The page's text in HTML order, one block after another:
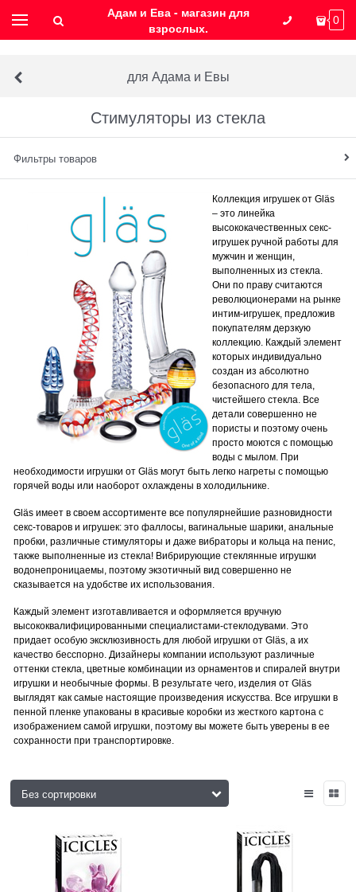
Адам и Ева - магазин для
взрослых.
0
для Адама и Евы
Стимуляторы из стекла
Фильтры товаров
Коллекция игрушек от Gläs
– это линейка
высококачественных секс-
игрушек ручной работы для
мужчин и женщин,
выполненных из стекла.
Они по праву считаются
революционерами на рынке
интим-игрушек, предложив
покупателям дерзкую
коллекцию. Каждый элемент
которых индивидуально
создан из абсолютно
безопасного для тела,
чистейшего стекла. Все
детали совершенно не
пористы и поэтому очень
просто моются с помощью
воды с мылом. При
необходимости игрушки от Gläs могут быть легко нагреты с помощью
горячей воды или наоборот охлаждены в холодильнике.
Gläs имеет в своем ассортименте все популярнейшие разновидности
секс-товаров и игрушек: это фаллосы, вагинальные шарики, анальные
пробки, различные стимуляторы и даже вибраторы и кольца на пенис,
также выполненные из стекла! Вибрирующие стеклянные игрушки
водонепроницаемы, поэтому экзотичный вид совершенно не
сказывается на удобстве их использования.
Каждый элемент изготавливается и оформляется вручную
высококвалифицированными специалистами-стеклодувами. Это
придает особую эксклюзивность для любой игрушки от Gläs, а их
качество бесспорно. Дизайнеры компании используют различные
оттенки стекла, цветные комбинации из орнаментов и спиралей внутри
игрушки и необычные формы. В результате чего, изделия от Gläs
выглядят как самые настоящие произведения искусства. Все игрушки в
пенной пленке упакованы в красивые коробки из жесткого картона с
изображением самой игрушки, поэтому вы можете быть уверены в ее
сохранности при транспортировке.